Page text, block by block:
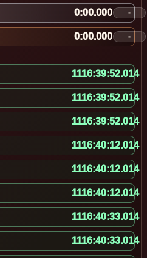
0:00.000 -
0:00.000 -
1116:39:52.508
1116:39:52.508
1116:39:52.508
1116:40:12.508
1116:40:12.508
1116:40:12.508
1116:40:33.508
1116:40:33.508